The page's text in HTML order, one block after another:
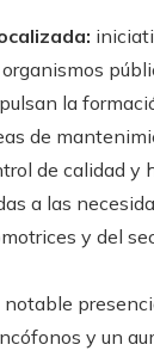
la
de
de calidad y
a las
y del
notable
y un